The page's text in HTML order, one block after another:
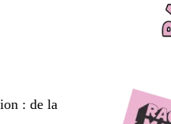
: de la